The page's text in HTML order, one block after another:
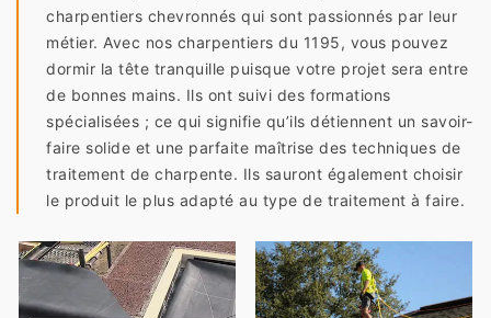
charpentiers chevronnés qui sont passionnés par leur
métier. Avec nos charpentiers du 1195, vous pouvez
dormir la tête tranquille puisque votre projet sera entre
de bonnes mains. Ils ont suivi des formations
spécialisées ; ce qui signifie qu’ils détiennent un savoir-
faire solide et une parfaite maîtrise des techniques de
traitement de charpente. Ils sauront également choisir
le produit le plus adapté au type de traitement à faire.